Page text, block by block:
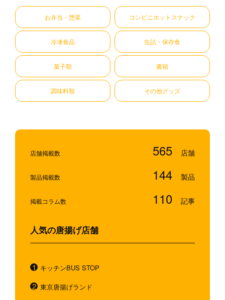
お弁当・惣菜 コンビニホットスナック
冷凍食品 缶詰・保存食
菓子類 書籍
調味料類 その他グッズ
店舗掲載数 565
製品掲載数 144
掲載コラム数 110
人気の唐揚げ店舗
キッチンBUS STOP
東京唐揚げランド